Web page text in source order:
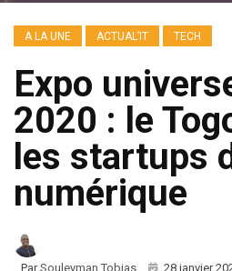
A LA UNE ACTUAL’IT TECH
Expo
2020 : le
les startups
numérique
ParSouleyman Tobias 28 janvier